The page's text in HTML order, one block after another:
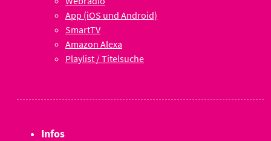
App (iOS und Android)
SmartTV
Amazon Alexa
Playlist / Titelsuche
Infos